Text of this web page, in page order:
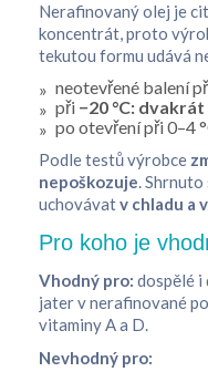
Nerafinovaný olej je
koncentrát, proto
tekutou formu udává
neotevřené balení
při −20 °C:
po otevření při 0–4
Podle testů výrobce
nepoškozuje.
uchovávatv chladu a
Pro koho je
Vhodný pro: dospělé i
jater v nerafinované
vitaminy A a D.
Nevhodný pro: